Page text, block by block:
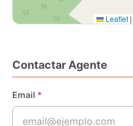
Leaflet |
Contactar Agente
Email *